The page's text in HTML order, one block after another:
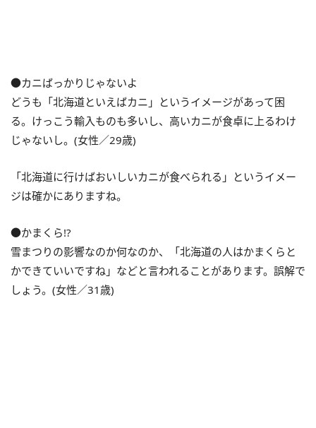
●カニばっかりじゃないよ
どうも「北海道といえばカニ」というイメージがあって困
る。けっこう輸入ものも多いし、高いカニが食卓に上るわけ
じゃないし。(女性／29歳)
「北海道に行けばおいしいカニが食べられる」というイメー
ジは確かにありますね。
●かまくら!?
雪まつりの影響なのか何なのか、「北海道の人はかまくらと
かできていいですね」などと言われることがあります。誤解で
しょう。(女性／31歳)